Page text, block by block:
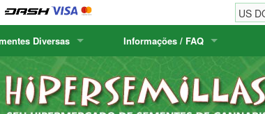
Humboldt Seed Company
Humboldt Seeds
Positronics
Prana Medical
Diversas
Cactus
Informações / FAQ
Informações de ordem
Informações de envio